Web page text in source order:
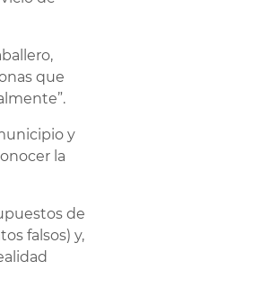
que
y
la
de
falsos) y,